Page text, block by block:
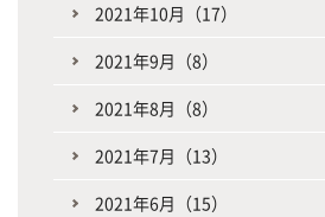
2021年10月（17）
2021年9月（8）
2021年8月（8）
2021年7月（13）
2021年6月（15）